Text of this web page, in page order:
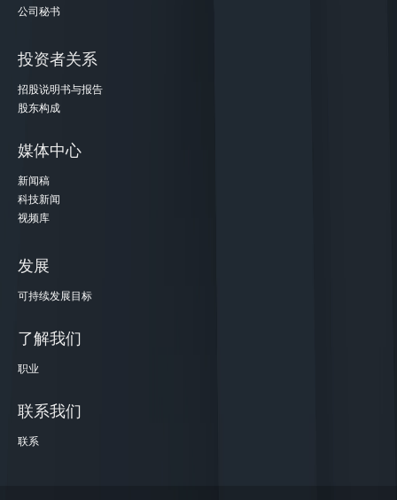
公司秘书
投资者关系
招股说明书与报告
股东构成
媒体中心
新闻稿
科技新闻
视频库
发展
可持续发展目标
了解我们
职业
联系我们
联系